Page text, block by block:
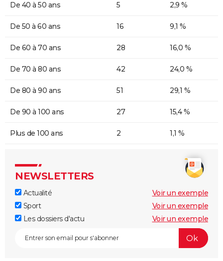
De 40 à 50 ans 5 2,9 %
De 50 à 60 ans 16 9,1 %
De 60 à 70 ans 28 16,0 %
De 70 à 80 ans 42 24,0 %
De 80 à 90 ans 51 29,1 %
De 90 à 100 ans 27 15,4 %
Plus de 100 ans 2 1,1 %
NEWSLETTERS
Actualité
Voir un exemple
Sport
Voir un exemple
Les dossiers d'actu
Voir un exemple